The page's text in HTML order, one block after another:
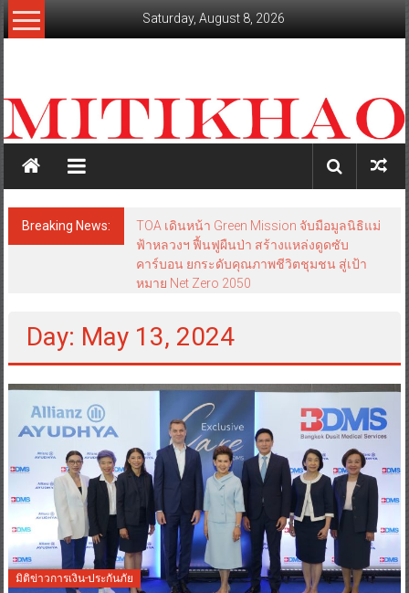
Skip
to
Saturday, August 8, 2026
สะท้อน
ลึก
เหลี่ยม
มุม
เศรษฐกิจ-
การเมือง-
Breaking News:
TOA เดินหน้า Green Mission จับมือมูลนิธิแม่
ฟ้าหลวงฯ ฟื้นฟูผืนป่า สร้างแหล่งดูดซับ
คาร์บอน ยกระดับคุณภาพชีวิตชุมชน สู่เป้า
หมาย Net Zero 2050
Day: May 13, 2024
มิติข่าวการเงิน-ประกันภัย